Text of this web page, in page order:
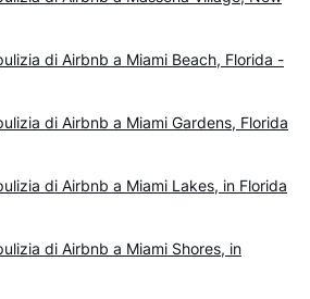
di Airbnb a Miami Beach, Florida -
di Airbnb a Miami Gardens, Florida
di Airbnb a Miami Lakes, in Florida
di Airbnb a Miami Shores, in